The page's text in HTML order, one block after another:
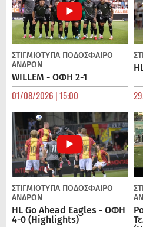
ΣΤΙΓΜΙΟΤΥΠΑ ΠΟΔΌΣΦΑΙΡΟ
ΑΝΔΡΏΝ
WILLEM - ΟΦΗ 2-1
01/08/2026 | 15:00
ΣΤΙΓΜΙΟΤΥΠΑ ΠΟΔΌΣΦΑΙΡΟ
ΑΝΔΡΏΝ
HL Go Ahead Eagles - ΟΦΗ
4-0 (Highlights)